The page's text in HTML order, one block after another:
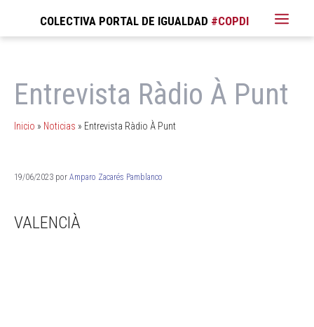
COLECTIVA PORTAL DE IGUALDAD
Entrevista Ràdio À Punt
Inicio » Noticias » Entrevista Ràdio À Punt
19/06/2023 por Amparo Zacarés Pamblanco
VALENCIÀ